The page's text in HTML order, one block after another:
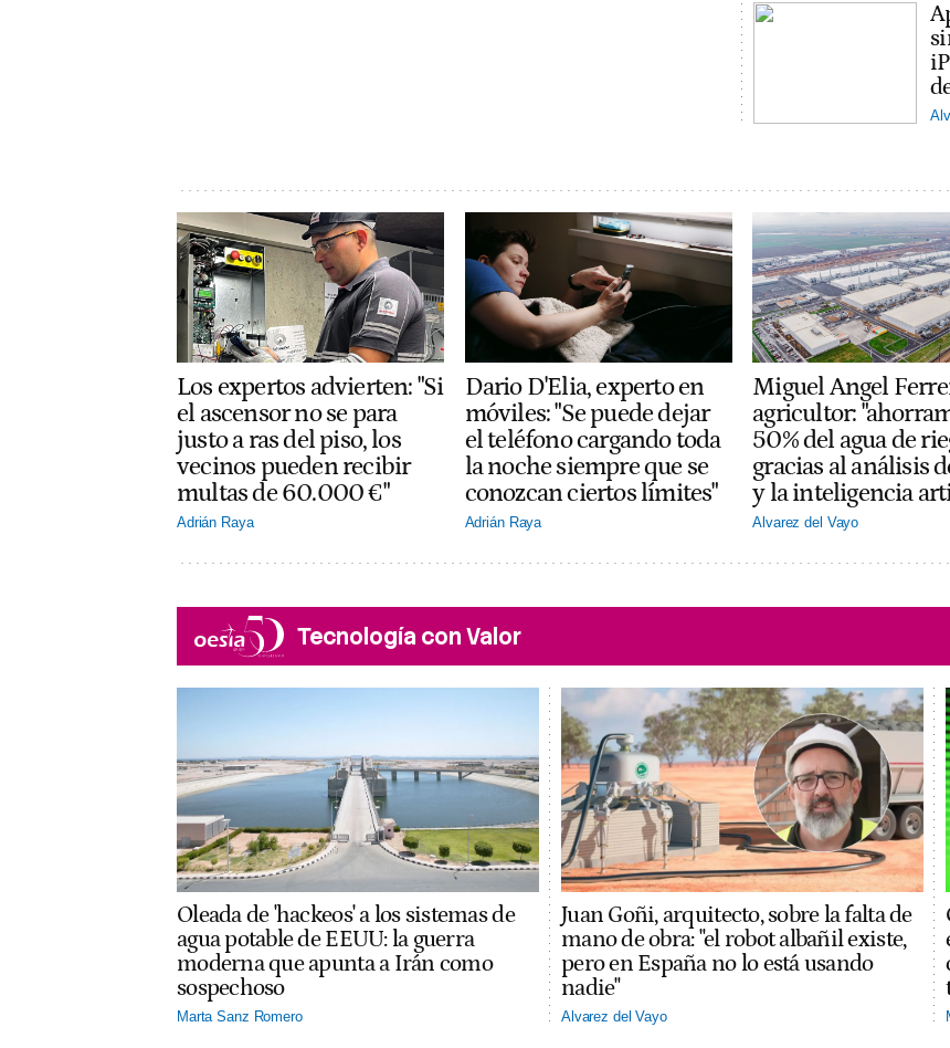
Los expertos advierten: "Si
el ascensor no se para
justo a ras del piso, los
vecinos pueden recibir
multas de 60.000 €"
Adrián Raya
Dario D'Elia, experto en
móviles: "Se puede dejar
el teléfono cargando toda
la noche siempre que se
conozcan ciertos límites"
Adrián Raya
Miguel Angel
agricultor:
50% del agua de
gracias al análisis
y la inteligencia
Alvarez del Vayo
Tecnología con Valor
Oleada de 'hackeos' a los sistemas de
agua potable de EEUU: la guerra
moderna que apunta a Irán como
sospechoso
Marta Sanz Romero
Juan Goñi, arquitecto, sobre la falta de
mano de obra: "el robot albañil existe,
pero en España no lo está usando
nadie"
Alvarez del Vayo